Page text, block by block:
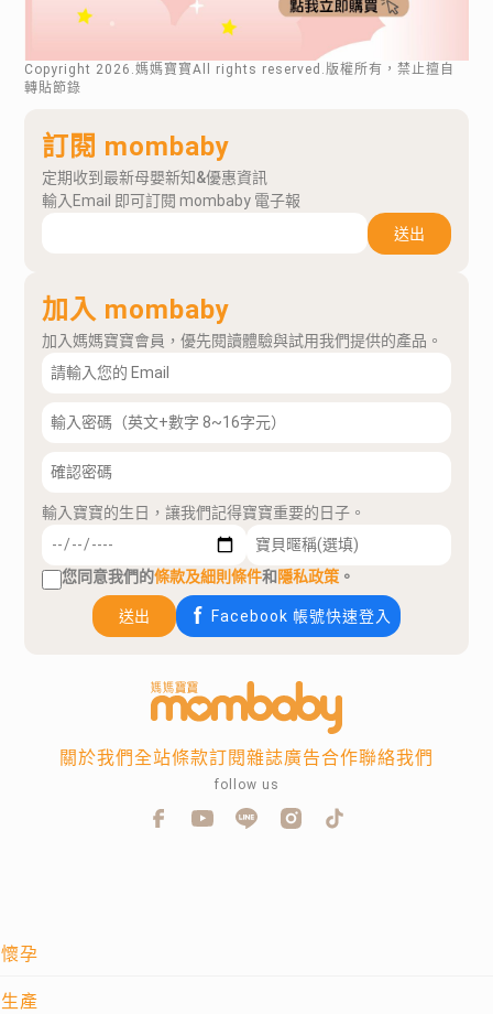
Copyright 2026 .媽媽寶寶All rights reserved.版權所有，禁止擅自
轉貼節錄
訂閱 mombaby
定期收到最新母嬰新知&優惠資訊
輸入Email 即可訂閱 mombaby 電子報
送出
加入 mombaby
加入媽媽寶寶會員，優先閱讀體驗與試用我們提供的產品。
輸入寶寶的生日，讓我們記得寶寶重要的日子。
您同意我們的條款及細則條件和隱私政策 。
送出 Facebook 帳號快速登入
懷孕
生產
關於我們全站條款訂閱雜誌廣告合作聯絡我們
follow us